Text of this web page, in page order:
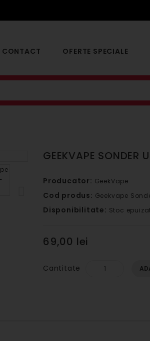
CONTACT OFERTE SPECIALE
GEEKVAPE SONDER
Producator: GeekVape
Cod produs: Geekvape
Disponibilitate: Stoc
69,00 lei
Cantitate